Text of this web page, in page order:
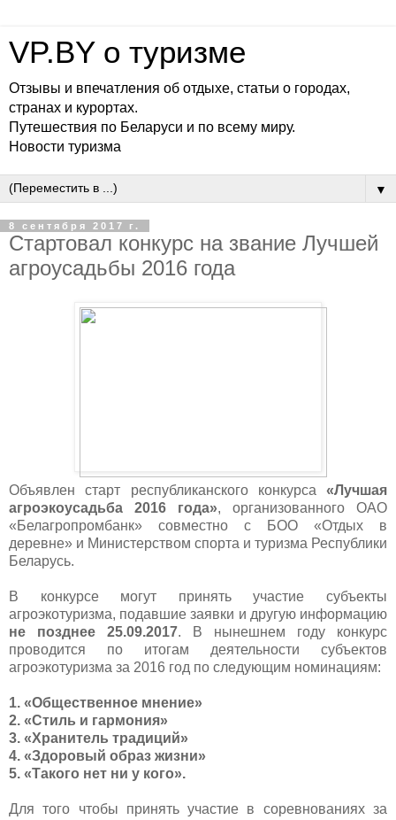
VP.BY о туризме
Отзывы и впечатления об отдыхе, статьи о городах,
странах и курортах.
Путешествия по Беларуси и по всему миру.
Новости туризма
▼
8 сентября 2017 г.
Стартовал конкурс на звание Лучшей
агроусадьбы 2016 года
Объявлен старт республиканского конкурса «Лучшая
агроэкоусадьба 2016 года», организованного ОАО
«Белагропромбанк» совместно с БОО «Отдых в
деревне» и Министерством спорта и туризма Республики
Беларусь.
В конкурсе могут принять участие субъекты
агроэкотуризма, подавшие заявки и другую информацию
не позднее 25.09.2017. В нынешнем году конкурс
проводится по итогам деятельности субъектов
агроэкотуризма за 2016 год по следующим номинациям:
1. «Общественное мнение»
2. «Стиль и гармония»
3. «Хранитель традиций»
4. «Здоровый образ жизни»
5. «Такого нет ни у кого».
Для того чтобы принять участие в соревнованиях за